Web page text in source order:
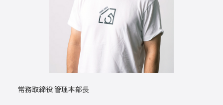
常務取締役 管理本部長